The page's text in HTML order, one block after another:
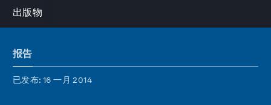
出版物
报告
已发布: 16 一月 2014